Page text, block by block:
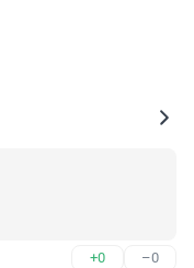
+0 –0